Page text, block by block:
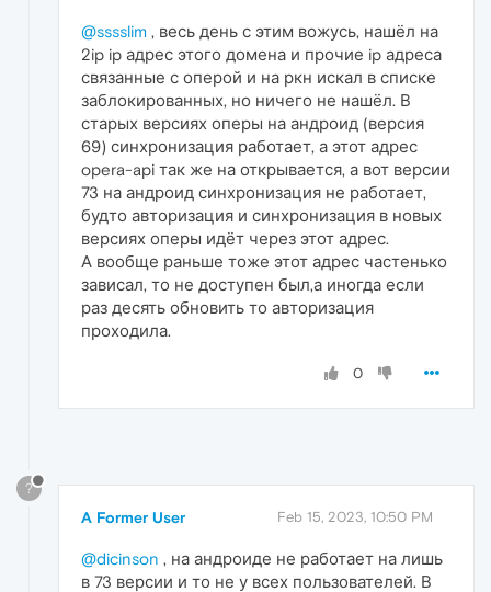
@sssslim , весь день с этим вожусь, нашёл на
2ip ip адрес этого домена и прочие ip адреса
связанные с оперой и на ркн искал в списке
заблокированных, но ничего не нашёл. В
старых версиях оперы на андроид (версия
69) синхронизация работает, а этот адрес
opera-api так же на открывается, а вот версии
73 на андроид синхронизация не работает,
будто авторизация и синхронизация в новых
версиях оперы идёт через этот адрес.
А вообще раньше тоже этот адрес частенько
зависал, то не доступен был,а иногда если
раз десять обновить то авторизация
проходила.
0
?
A Former User Feb 15, 2023, 10:50 PM
@dicinson , на андроиде не работает на лишь
в 73 версии и то не у всех пользователей. В